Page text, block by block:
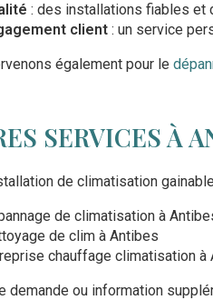
: des installations fiables et
client : un service
également pour le
SERVICES À
de climatisation
de climatisation à
de clim à Antibes
chauffage climatisation à
demande ou information